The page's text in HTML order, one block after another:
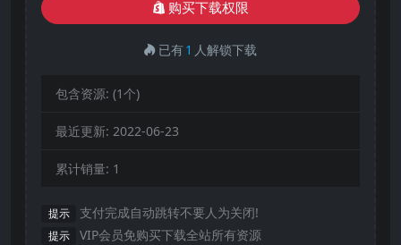
购买下载权限
已有1 人解锁下载
包含资源: (1个)
最近更新: 2022-06-23
累计销量: 1
提示 支付完成自动跳转不要人为关闭!
提示
VIP会员免购买下载全站所有资源